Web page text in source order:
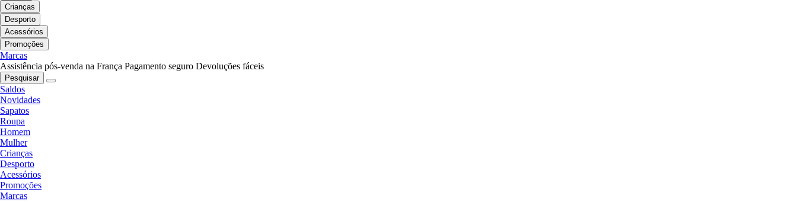
Crianças
Desporto
Acessórios
Promoções
Marcas
Assistência pós-venda na França Pagamento seguro Devoluções fáceis
Pesquisar
Saldos
Novidades
Sapatos
Roupa
Homem
Mulher
Crianças
Desporto
Acessórios
Promoções
Marcas